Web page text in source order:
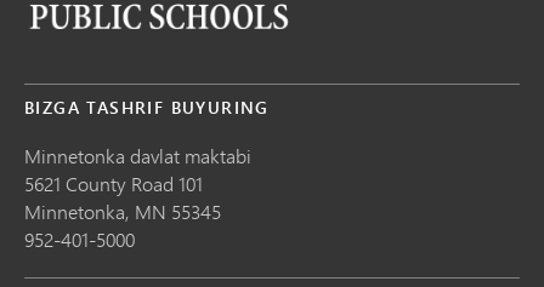
BIZGA TASHRIF BUYURING
Minnetonka davlat maktabi
5621 County Road 101
Minnetonka, MN 55345
952-401-5000